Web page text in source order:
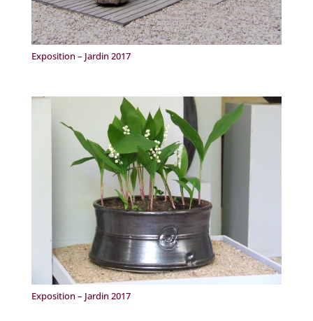
Exposition – Jardin 2017
Exposition – Jardin 2017